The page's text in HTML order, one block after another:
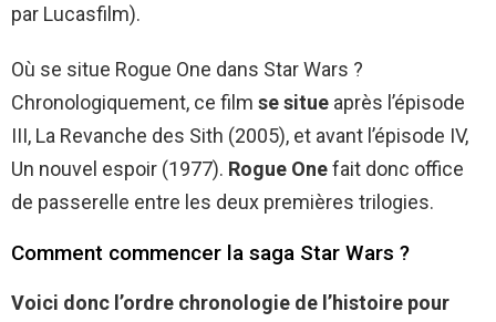
par Lucasfilm).
Où se situe Rogue One dans Star Wars ?
Chronologiquement, ce film se situe après l’épisode
III, La Revanche des Sith (2005), et avant l’épisode IV,
Un nouvel espoir (1977). Rogue Onefait donc office
de passerelle entre les deux premières trilogies.
Comment commencer la saga Star Wars ?
Voici donc l’ordre chronologie de l’histoire pour